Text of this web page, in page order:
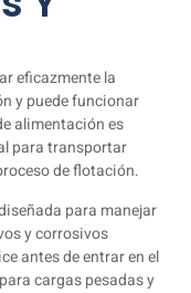
eficazmente la
y puede funcionar
alimentación es
para transportar
de flotación.
para manejar
y corrosivos
antes de entrar en el
cargas pesadas y